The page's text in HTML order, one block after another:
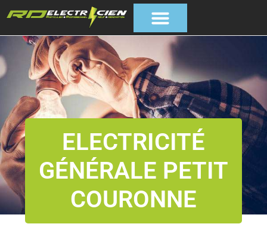
ELECTRICITÉ
GÉNÉRALE PETIT
COURONNE